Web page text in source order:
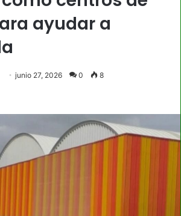
ayudar a
junio 27, 2026 0 8